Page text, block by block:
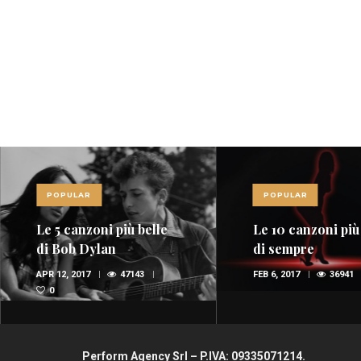
POPULAR
Le 10 canzoni più sexy
di sempre
FEB 6, 2017 36941 1
POPULAR
Red Power, nel
della musica
spopolano i rossi
OTT 29, 2015
35647
Perform Agency Srl – P.IVA: 09335071214.